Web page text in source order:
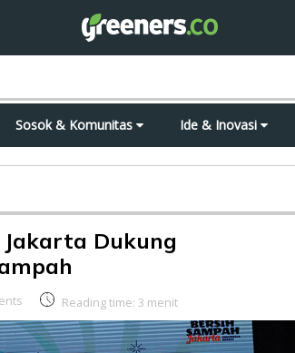
Sosok & Komunitas Ide & Inovasi
Dukung
Reading time: 3 menit